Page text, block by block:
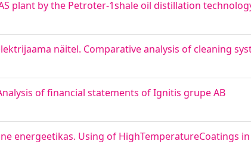
plant by the Petroter-1shale oil distillation
näitel. Comparative analysis of cleaning
of financial statements of Ignitis grupe AB
energeetikas. Using of HighTemperatureCoatings